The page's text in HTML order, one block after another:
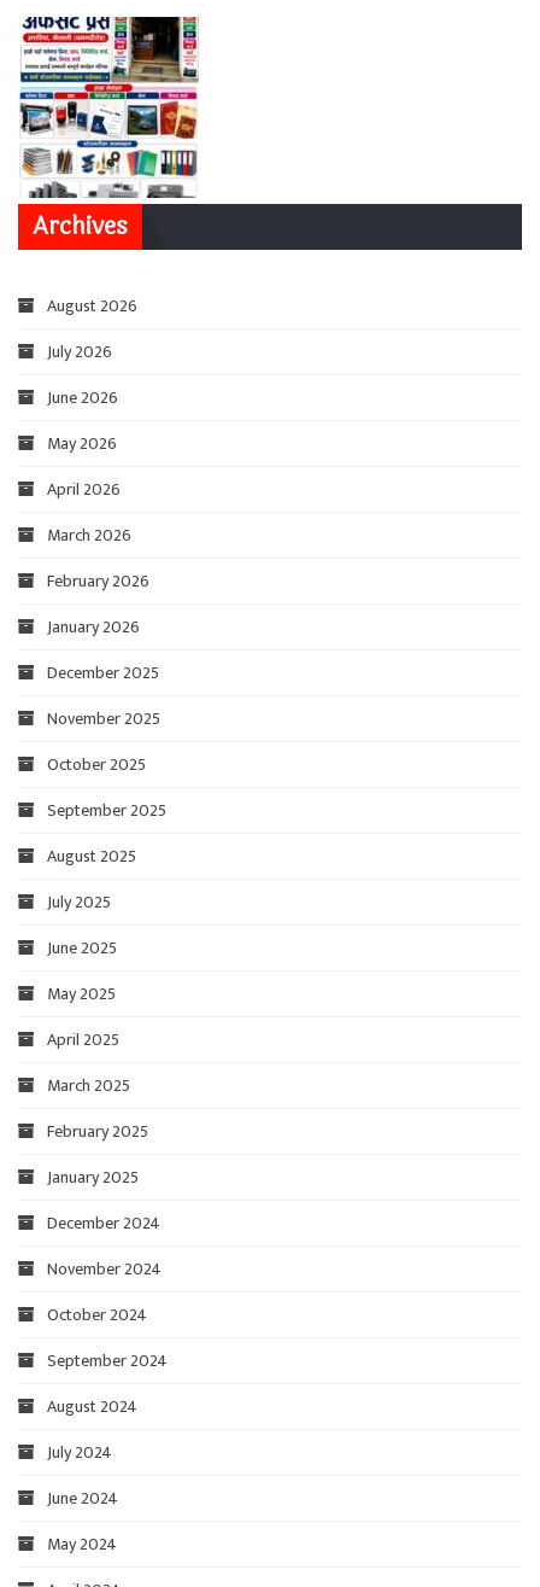
Archives
August 2026
July 2026
June 2026
May 2026
April 2026
March 2026
February 2026
January 2026
December 2025
November 2025
October 2025
September 2025
August 2025
July 2025
June 2025
May 2025
April 2025
March 2025
February 2025
January 2025
December 2024
November 2024
October 2024
September 2024
August 2024
July 2024
June 2024
May 2024